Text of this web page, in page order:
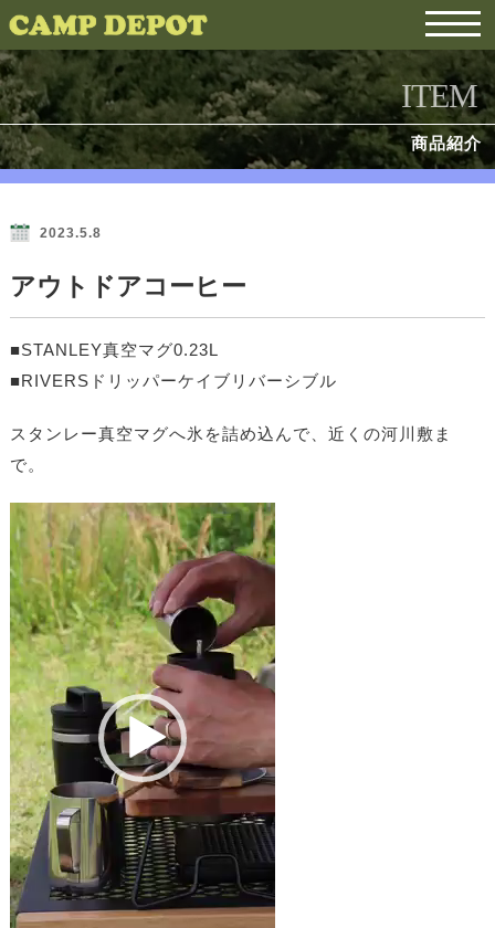
ITEM
商品紹介
2023.5.8
アウトドアコーヒー
■STANLEY真空マグ0.23L
■RIVERSドリッパーケイブリバーシブル
スタンレー真空マグへ氷を詰め込んで、近くの河川敷ま
で。
動
画
プ
レ
ー
ヤ
ー